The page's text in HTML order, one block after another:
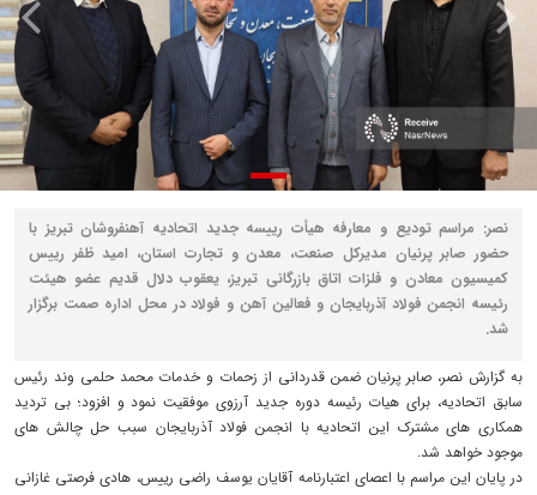
نصر: مراسم تودیع و معارفه هیأت رییسه جدید اتحادیه آهنفروشان تبریز با
حضور صابر پرنیان مدیرکل صنعت، معدن و تجارت استان، امید ظفر رییس
کمیسیون معادن و فلزات اتاق بازرگانی تبریز، یعقوب دلال قدیم عضو هیئت
رئیسه انجمن فولاد آذربایجان و فعالین آهن و فولاد در محل اداره صمت برگزار
شد.
به گزارش نصر، صابر پرنیان ضمن قدردانی از زحمات و خدمات محمد حلمی وند رئیس
سابق اتحادیه، برای هیات رئیسه دوره جدید آرزوی موفقیت نمود و افزود؛ بی تردید
همکاری های مشترک این اتحادیه با انجمن فولاد آذربایجان سبب حل چالش های
موجود خواهد شد.
در پایان این مراسم با اعصای اعتبارنامه آقایان یوسف راضی رییس، هادی فرصتی غازانی